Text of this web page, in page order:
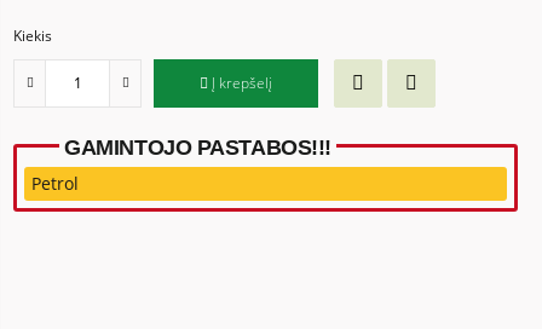
Kiekis
Į krepšelį
GAMINTOJO PASTABOS!!!
Petrol